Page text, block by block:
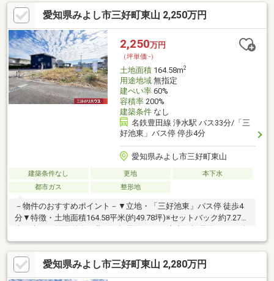
愛知県みよし市三好町東山 2,250万円
2,250万円
（坪単価:-）
土地面積164.58m2
用途地域無指定
建ぺい率60%
容積率200%
建築条件なし
名鉄豊田線 浄水駅 バス33分/「三
好池東」バス停 停歩4分
愛知県みよし市三好町東山
建築条件なし 更地
本下水
都市ガス
整形地
－物件のおすすめポイント－▼立地・「三好池東」バス停 徒歩4
分▼特徴・土地面積164.58平米(約49.78坪)※セットバック約7.27平
道・接道間口は北西側約7.2m、南東側約7.3m・建築条件付宅地販
売ではありません・お好きなハウスメーカー・工務店で建築可
能・現況更地のため、プラン確定後スムーズに建築に移れます※
市街化調整区域、愛知県開発審査会基準第17号の規定により建築
愛知県みよし市三好町東山 2,280万円